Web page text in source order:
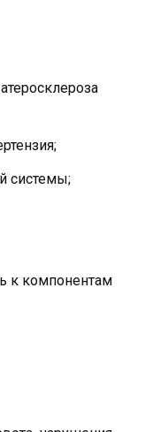
системы;
к компонентам